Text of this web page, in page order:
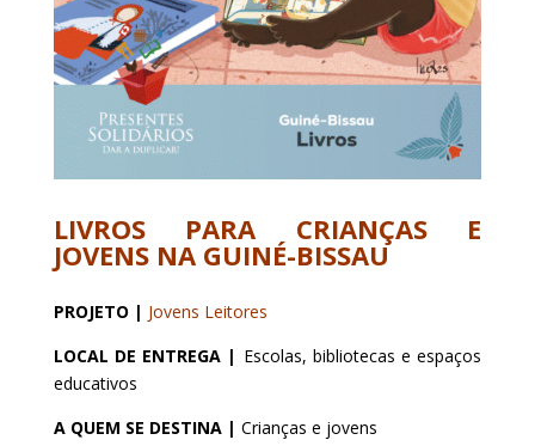
LIVROS PARA CRIANÇAS E
JOVENS NA GUINÉ-BISSAU
PROJETO | Jovens Leitores
LOCAL DE ENTREGA | Escolas, bibliotecas e espaços
educativos
A QUEM SE DESTINA | Crianças e jovens